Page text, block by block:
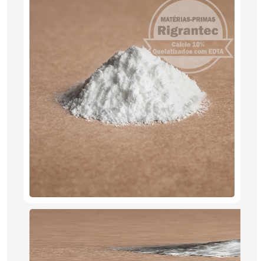
RIGRANTEC
REPRESENTANTE